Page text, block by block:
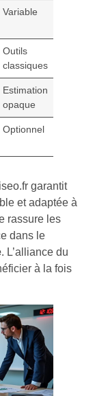
Variable
Outils
classiques
Estimation
opaque
Optionnel
garantit
et adaptée à
rassure les
dans le
. L’alliance du
à la fois